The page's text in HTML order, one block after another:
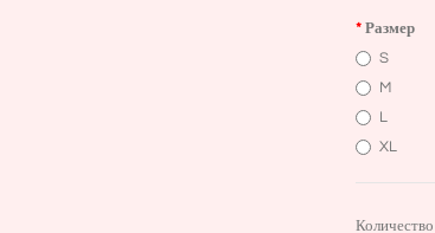
Размер
S
M
L
XL
Количество